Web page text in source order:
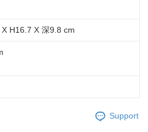
H16.7 X 深9.8 cm
Support